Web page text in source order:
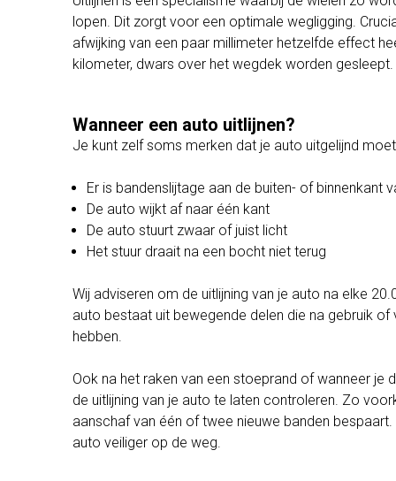
lopen. Dit zorgt voor een optimale wegligging.
afwijking van een paar millimeter hetzelfde effect
kilometer, dwars over het wegdek worden gesleept.
Wanneer een auto uitlijnen?
Je kunt zelf soms merken dat je auto uitgelijnd
Er is bandenslijtage aan de buiten- of binnenkant
De auto wijkt af naar één kant
De auto stuurt zwaar of juist licht
Het stuur draait na een bocht niet terug
Wij adviseren om de uitlijning van je auto na elke
auto bestaat uit bewegende delen die na gebruik
hebben.
Ook na het raken van een stoeprand of wanneer je
de uitlijning van je auto te laten controleren. Zo
aanschaf van één of twee nieuwe banden
auto veiliger op de weg.